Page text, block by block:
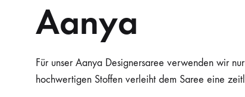
Aanya
Für unser Aanya Designersaree verwenden wir
hochwertigen Stoffen verleiht dem Saree eine